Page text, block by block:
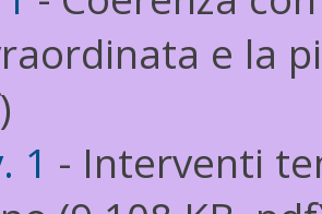
e la
1 - Interventi